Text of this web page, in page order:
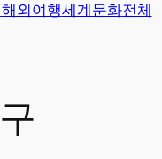
해외여행세계문화전체